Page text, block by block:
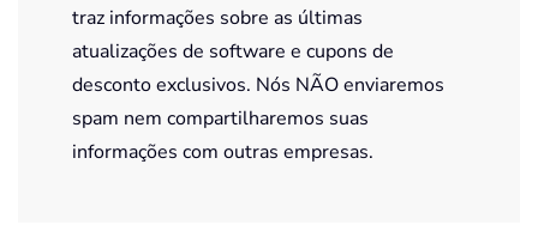
traz informações sobre as últimas
atualizações de software e cupons de
desconto exclusivos. Nós NÃO enviaremos
spam nem compartilharemos suas
informações com outras empresas.